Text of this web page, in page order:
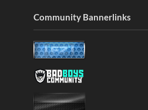
Community Bannerlinks